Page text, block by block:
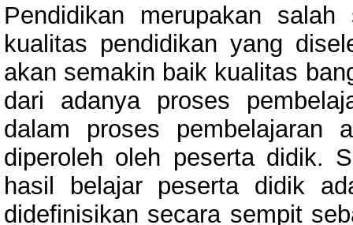
Pendidikan merupakan
kualitas pendidikan yang
akan semakin baik kualitas
dari adanya proses
dalam proses pembelajaran
diperoleh oleh peserta didik.
hasil belajar peserta didik
didefinisikan secara sempit